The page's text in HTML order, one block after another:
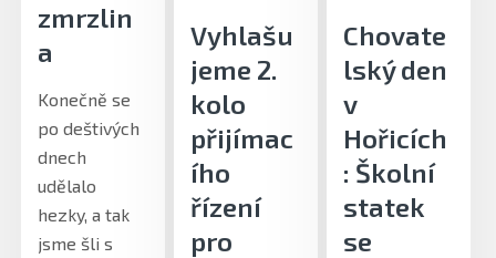
zmrzlin
a
Konečně se
po deštivých
dnech
udělalo
hezky, a tak
jsme šli s
Vyhlašu
jeme 2.
kolo
přijímac
ího
řízení
pro
Chovate
lský den
v
Hořicích
: Školní
statek
se